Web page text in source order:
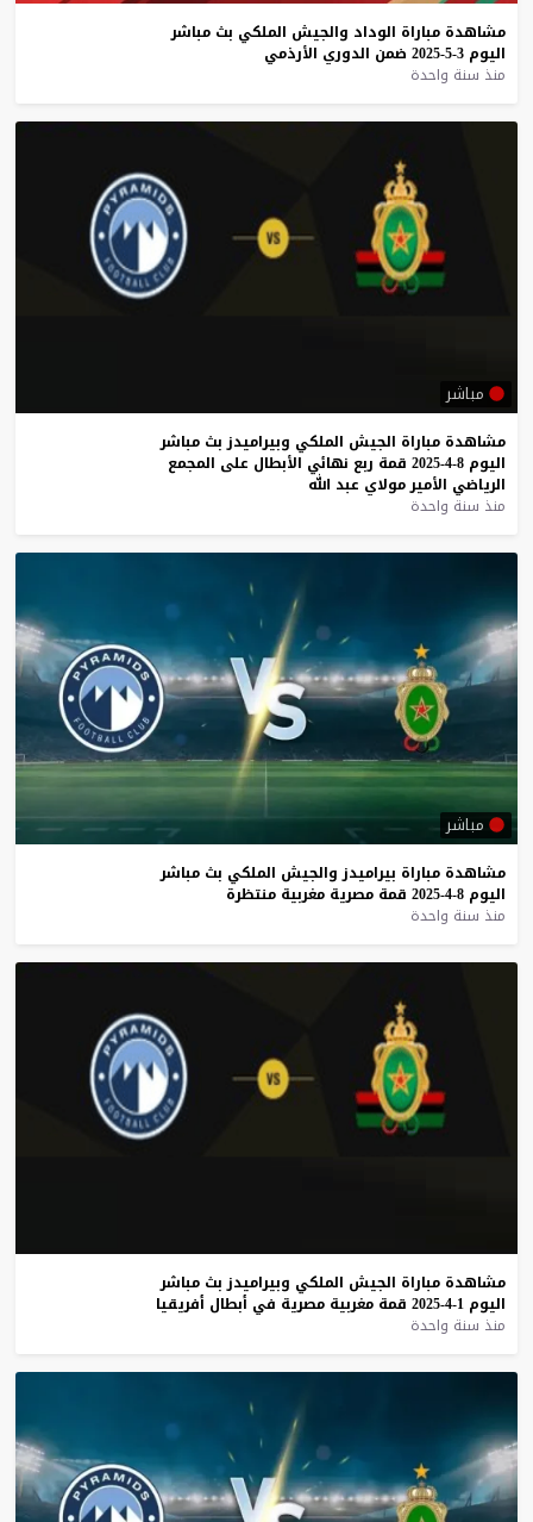
مشاهدة مباراة الوداد والجيش الملكي بث مباشر
اليوم 3-5-2025 ضمن الدوري الأرذمي
منذ سنة واحدة
مباشر
مشاهدة مباراة الجيش الملكي وبيراميدز بث مباشر
اليوم 8-4-2025 قمة ربع نهائي الأبطال على المجمع
الرياضي الأميرمولاي عبد الله
منذ سنة واحدة
مباشر
مشاهدة مباراة بيراميدز والجيش الملكي بث مباشر
اليوم 8-4-2025 قمة مصرية مغربية منتظرة
منذ سنة واحدة
مشاهدة مباراة الجيش الملكي وبيراميدز بث مباشر
اليوم 1-4-2025 قمة مغربية مصرية في أبطال أفريقيا
منذ سنة واحدة